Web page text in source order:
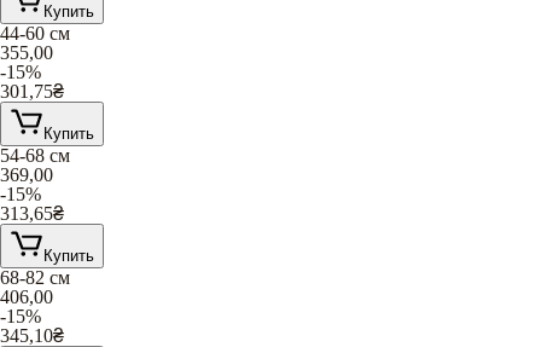
Купить
44-60 см
355,00
-15%
301,75₴
Купить
54-68 см
369,00
-15%
313,65₴
Купить
68-82 см
406,00
-15%
345,10₴